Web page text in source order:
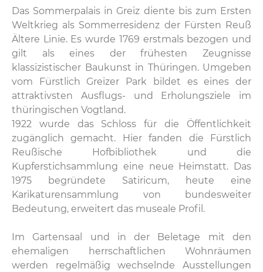
Das Sommerpalais in Greiz diente bis zum Ersten
Weltkrieg als Sommerresidenz der Fürsten Reuß
Ältere Linie. Es wurde 1769 erstmals bezogen und
gilt als eines der frühesten Zeugnisse
klassizistischer Baukunst in Thüringen. Umgeben
vom Fürstlich Greizer Park bildet es eines der
attraktivsten Ausflugs- und Erholungsziele im
thüringischen Vogtland.
1922 wurde das Schloss für die Öffentlichkeit
zugänglich gemacht. Hier fanden die Fürstlich
Reußische Hofbibliothek und die
Kupferstichsammlung eine neue Heimstatt. Das
1975 begründete Satiricum, heute eine
Karikaturensammlung von bundesweiter
Bedeutung, erweitert das museale Profil.
Im Gartensaal und in der Beletage mit den
ehemaligen herrschaftlichen Wohnräumen
werden regelmäßig wechselnde Ausstellungen